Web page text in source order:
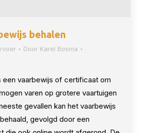
behalen
Door Karel Bosma
een vaarbewijs of certificaat om
varen op grotere vaartuigen
gevallen kan het vaarbewijs
gevolgd door een